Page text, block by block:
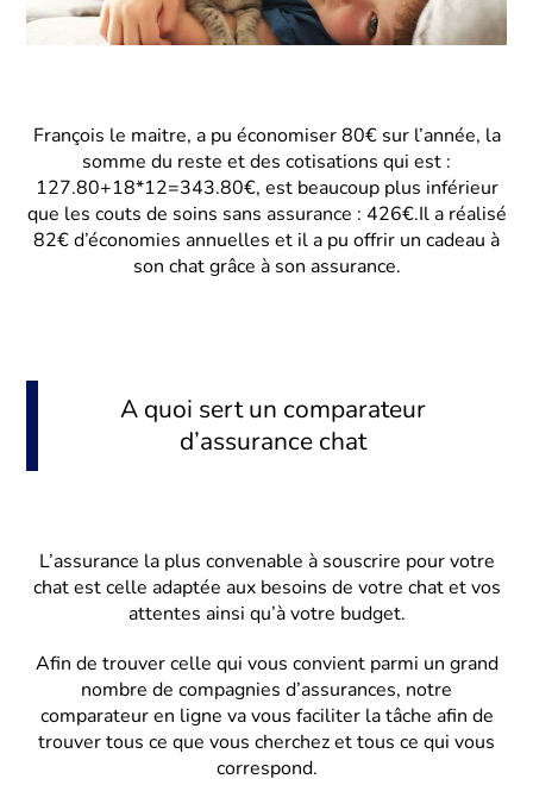
François le maitre, a pu économiser 80€ sur l’année, la
somme du reste et des cotisations qui est :
127.80+18*12=343.80€, est beaucoup plus inférieur
que les couts de soins sans assurance : 426€.Il a réalisé
82€ d’économies annuelles et il a pu offrir un cadeau à
son chat grâce à son assurance.
A quoi sert un comparateur
d’assurance chat
L’assurance la plus convenable à souscrire pour votre
chat est celle adaptée aux besoins de votre chat et vos
attentes ainsi qu’à votre budget.
Afin de trouver celle qui vous convient parmi un grand
nombre de compagnies d’assurances, notre
comparateur en ligne va vous faciliter la tâche afin de
trouver tous ce que vous cherchez et tous ce qui vous
correspond.